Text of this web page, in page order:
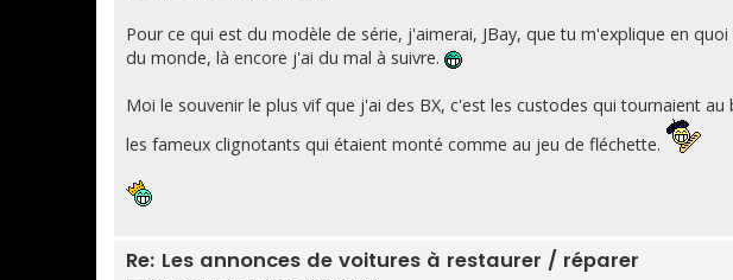
Pour ce qui est du modèle de série, j'aimerai, JBay, que tu m'explique en
du monde, là encore j'ai du mal à suivre.
Moi le souvenir le plus vif que j'ai des BX, c'est les custodes qui tournaient
les fameux clignotants qui étaient monté comme au jeu de fléchette.
Re: Les annonces de voitures à restaurer / réparer